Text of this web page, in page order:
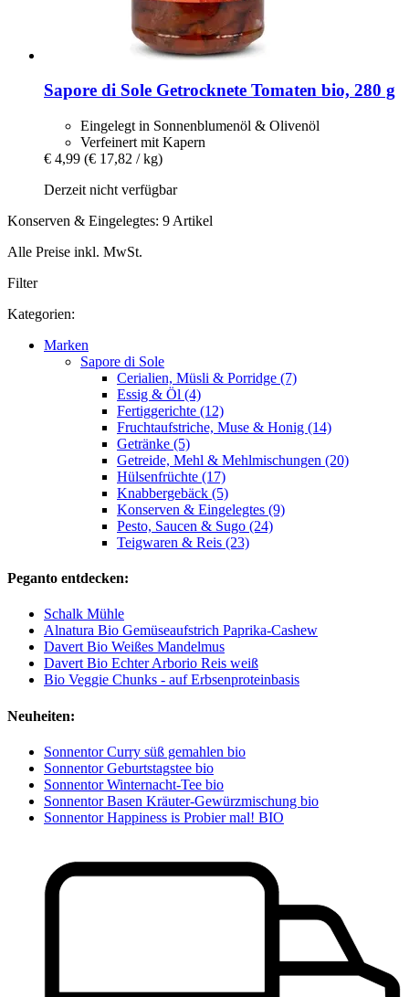
Sapore di Sole Getrocknete Tomaten bio, 280 g
Eingelegt in Sonnenblumenöl & Olivenöl
Verfeinert mit Kapern
€ 4,99 (€ 17,82 / kg)
Derzeit nicht verfügbar
Konserven & Eingelegtes: 9 Artikel
Alle Preise inkl. MwSt.
Filter
Kategorien:
Marken
Sapore di Sole
Cerialien, Müsli & Porridge (7)
Essig & Öl (4)
Fertiggerichte (12)
Fruchtaufstriche, Muse & Honig (14)
Getränke (5)
Getreide, Mehl & Mehlmischungen (20)
Hülsenfrüchte (17)
Knabbergebäck (5)
Konserven & Eingelegtes (9)
Pesto, Saucen & Sugo (24)
Teigwaren & Reis (23)
Peganto entdecken:
Schalk Mühle
Alnatura Bio Gemüseaufstrich Paprika-Cashew
Davert Bio Weißes Mandelmus
Davert Bio Echter Arborio Reis weiß
Bio Veggie Chunks - auf Erbsenproteinbasis
Neuheiten:
Sonnentor Curry süß gemahlen bio
Sonnentor Geburtstagstee bio
Sonnentor Winternacht-Tee bio
Sonnentor Basen Kräuter-Gewürzmischung bio
Sonnentor Happiness is Probier mal! BIO